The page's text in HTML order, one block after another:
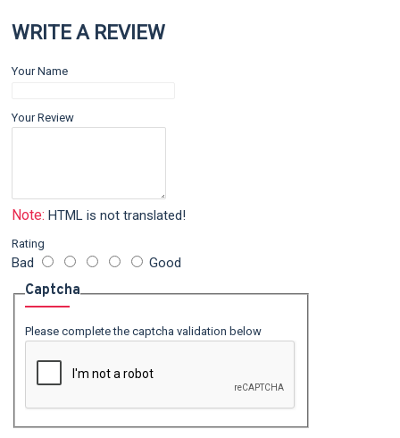
WRITE A REVIEW
Your Name
Your Review
Note: HTML is not translated!
Rating
Bad Good
Captcha
Please complete the captcha validation below